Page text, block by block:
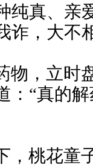
纯真、亲
诈，大不
，立时
：“真的
桃花童